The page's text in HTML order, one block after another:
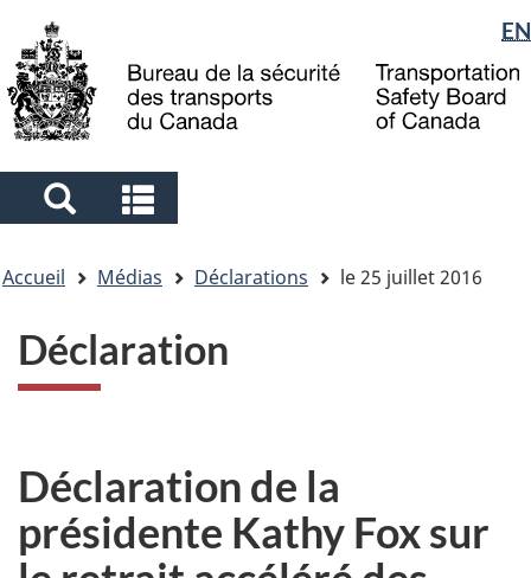
to
main
to
"About
government"
à
la
Sélection
de
la
langue
EN
Search
and
menus
and
menus
êtes
ici
Accueil Médias Déclarations le 25 juillet 2016
Déclaration
Déclaration de la
présidente Kathy Fox sur